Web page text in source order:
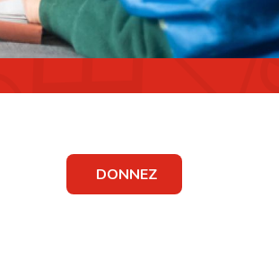
DONNEZ